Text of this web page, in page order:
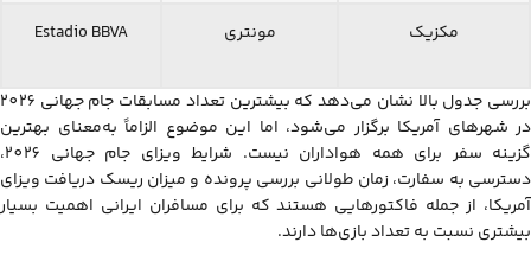
مکزیک مونتری Estadio BBVA
بررسی جدول بالا نشان می‌دهد که بیشترین تعداد مسابقات جام جهانی 2026
در شهرهای آمریکا برگزار می‌شود، اما این موضوع الزاماً به‌معنای بهترین
گزینه سفر برای همه هواداران نیست. شرایط ویزای جام جهانی 2026،
دسترسی به سفارت، زمان طولانی بررسی پرونده و میزان ریسک دریافت ویزای
آمریکا، از جمله فاکتورهایی هستند که برای مسافران ایرانی اهمیت بسیار
بیشتری نسبت به تعداد بازی‌ها دارند.